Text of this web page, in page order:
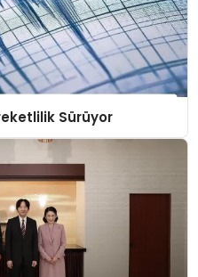
Sürüyor